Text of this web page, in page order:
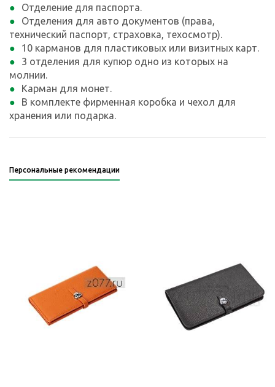
Отделение для паспорта.
Отделения для авто документов (права,
технический паспорт, страховка, техосмотр).
10 карманов для пластиковых или визитных карт.
3 отделения для купюр одно из которых на
молнии.
Карман для монет.
В комплекте фирменная коробка и чехол для
хранения или подарка.
Персональные рекомендации